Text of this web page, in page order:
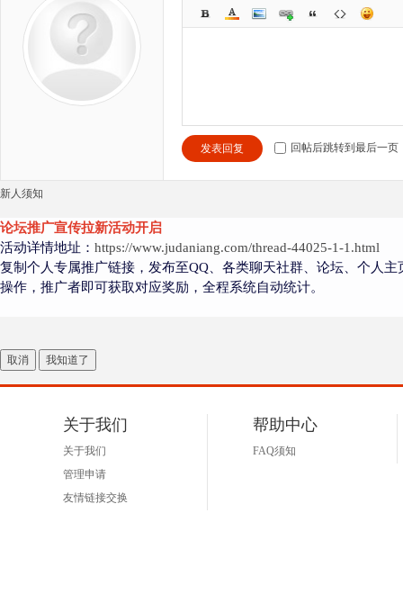
发表回复 回帖后跳转到最后一页
新人须知
论坛推广宣传拉新活动开启
活动详情地址： https://www.judaniang.com/thread-44025-1-1.html
复制个人专属推广链接，发布至QQ、各类聊天社群、论坛、个人
操作，推广者即可获取对应奖励，全程系统自动统计。
取消 我知道了
关于我们
关于我们
管理申请
友情链接交换
帮助中心
FAQ须知